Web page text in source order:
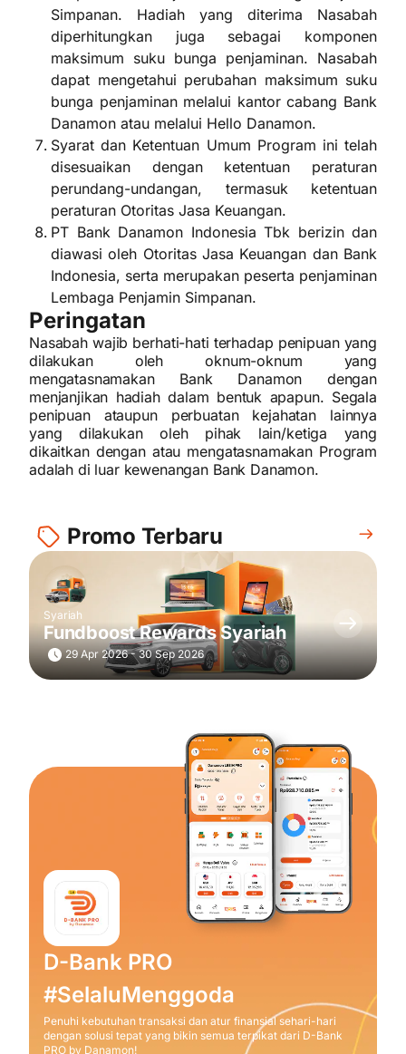
Simpanan. Hadiah yang diterima Nasabah
diperhitungkan juga sebagai komponen
maksimum suku bunga penjaminan. Nasabah
dapat mengetahui perubahan maksimum suku
bunga penjaminan melalui kantor cabang Bank
Danamon atau melalui Hello Danamon.
Syarat dan Ketentuan Umum Program ini telah
disesuaikan dengan ketentuan peraturan
perundang-undangan, termasuk ketentuan
peraturan Otoritas Jasa Keuangan.
PT Bank Danamon Indonesia Tbk berizin dan
diawasi oleh Otoritas Jasa Keuangan dan Bank
Indonesia, serta merupakan peserta penjaminan
Lembaga Penjamin Simpanan.
Peringatan
Nasabah wajib berhati-hati terhadap penipuan yang
dilakukan oleh oknum-oknum yang
mengatasnamakan Bank Danamon dengan
menjanjikan hadiah dalam bentuk apapun. Segala
penipuan ataupun perbuatan kejahatan lainnya
yang dilakukan oleh pihak lain/ketiga yang
dikaitkan dengan atau mengatasnamakan Program
adalah di luar kewenangan Bank Danamon.
Promo Terbaru
Syariah
Fundboost Rewards Syariah
29 Apr 2026 - 30 Sep 2026
D-Bank PRO
#SelaluMenggoda
Penuhi kebutuhan transaksi dan atur finansial sehari-hari
dengan solusi tepat yang bikin semua terpikat dari D-Bank
PRO by Danamon!